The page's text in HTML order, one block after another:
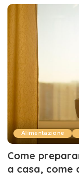
Alimentazione
Come
a casa, come